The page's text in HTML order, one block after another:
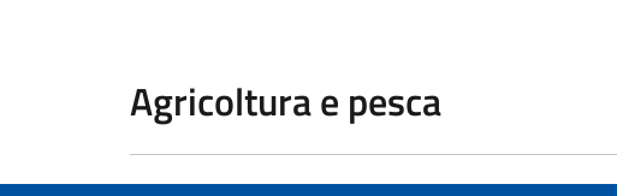
Agricoltura e pesca